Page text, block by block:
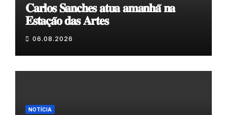
𝐂𝐚𝐫𝐥𝐨𝐬 𝐒𝐚𝐧𝐜𝐡𝐞𝐬 𝐚𝐭𝐮𝐚 𝐚𝐦𝐚𝐧𝐡𝐚̃ 𝐧𝐚
𝐄𝐬𝐭𝐚𝐜̧𝐚̃𝐨 𝐝𝐚𝐬 𝐀𝐫𝐭𝐞𝐬
06.08.2026
NOTÍCIA